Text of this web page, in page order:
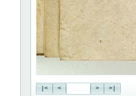
|< < > >|